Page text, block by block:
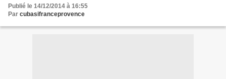
Publié le 14/12/2014 à 16:55
Par cubasifranceprovence